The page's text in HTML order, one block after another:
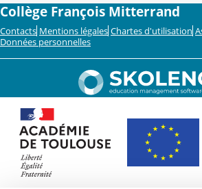
Collège François Mitterrand
Contacts Mentions légales Chartes d'utilisation
Données personnelles